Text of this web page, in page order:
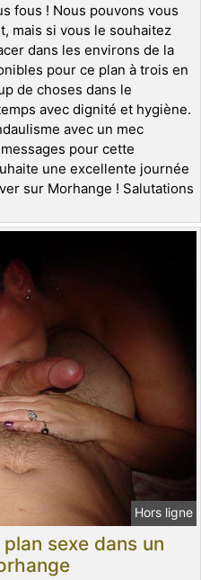
fous ! Nous pouvons vous
mais si vous le souhaitez
dans les environs de la
pour ce plan à trois en
de choses dans le
avec dignité et hygiène.
avec un mec
pour cette
une excellente journée
sur Morhange ! Salutations
Hors ligne
sexe dans un